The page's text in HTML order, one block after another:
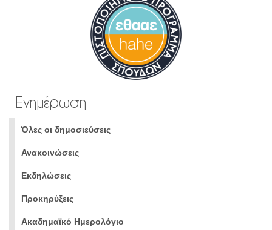
Ενημέρωση
Όλες οι δημοσιεύσεις
Ανακοινώσεις
Εκδηλώσεις
Προκηρύξεις
Ακαδημαϊκό Ημερολόγιο